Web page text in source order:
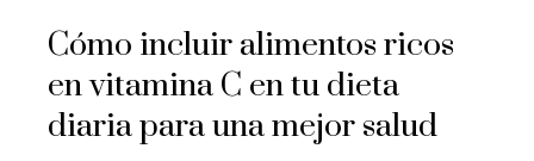
Cómo incluir alimentos ricos
en vitamina C en tu dieta
diaria para una mejor salud